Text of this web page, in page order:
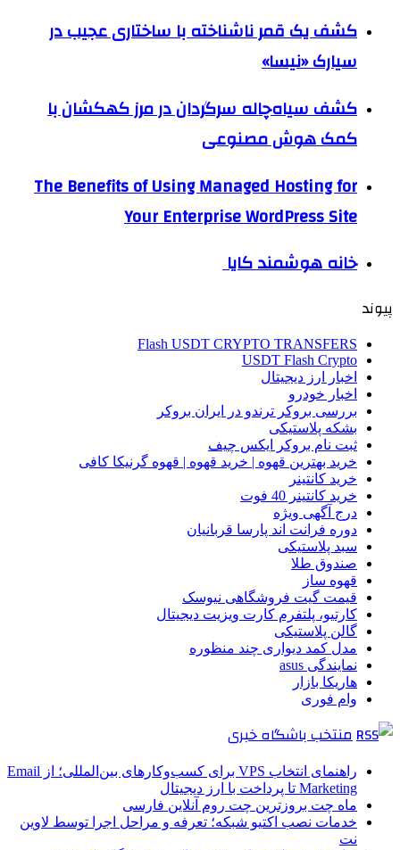
کشف یک قمر ناشناخته با ساختاری عجیب در
سیارک «نیسا»
کشف سیاه‌چاله سرگردان در مرز کهکشان با
کمک هوش مصنوعی
The Benefits of Using Managed Hosting for
Your Enterprise WordPress Site
خانه هوشمند کایا
پیوند
Flash USDT CRYPTO TRANSFERS
USDT Flash Crypto
اخبار ارز دیجیتال
اخبار خودرو
بررسی بروکر ترندو در ایران بروکر
بشکه پلاستیکی
ثبت نام بروکر ایکس چیف
خرید بهترین قهوه | خرید قهوه | قهوه گرنیکا کافی
خرید کانتینر
خرید کانتینر 40 فوت
درج آگهی ویژه
دوره فرانت اند پارسا قربانیان
سبد پلاستیکی
صندوق طلا
قهوه ساز
قیمت گیت فروشگاهی نیوسک
کارتیو، پلتفرم کارت ویزیت دیجیتال
گالن پلاستیکی
مدل کمد دیواری چند منظوره
نمایندگی asus
هاریکا بازار
وام فوری
منتخب باشگاه خبری
راهنمای انتخاب VPS برای کسب‌وکارهای بین‌المللی؛ از Email
Marketing تا پرداخت با ارز دیجیتال
ماه چت بروزترین چت روم آنلاین فارسی
خدمات نصب اکتیو شبکه؛ تعرفه و مراحل اجرا توسط لاوین
نت